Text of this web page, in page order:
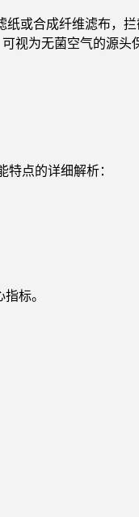
或合成纤维滤布，拦
视为无菌空气的源头
点的详细解析：
标。